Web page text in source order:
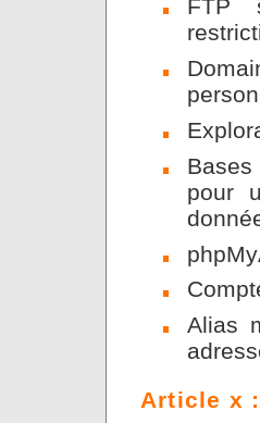
FTP
Bases
pour
Alias
Article x